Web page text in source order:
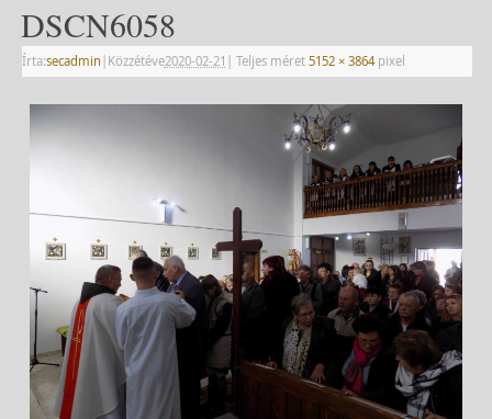
DSCN6058
Írta:secadmin | Közzétéve2020-02-21 | Teljes méret 5152 × 3864pixel